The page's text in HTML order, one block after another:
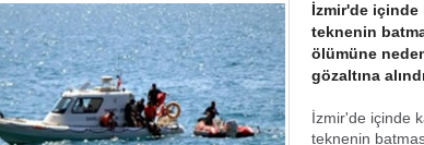
İzmir'de
teknenin
ölümüne
gözaltına
İzmir'de içinde
teknenin